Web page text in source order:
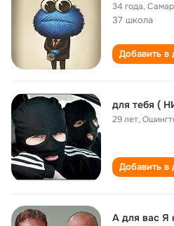
34 года,
37 школа
Добавить в
для тебя (
29 лет,
Добавить в
А для вас Я